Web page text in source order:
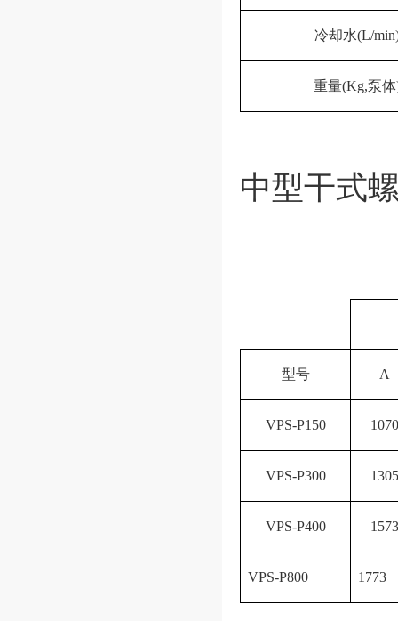
冷却水(L/
重量(Kg,泵
中型干式
型号 A
VPS-P150 1070
VPS-P300 1305
VPS-P400 1573
VPS-P800 1773